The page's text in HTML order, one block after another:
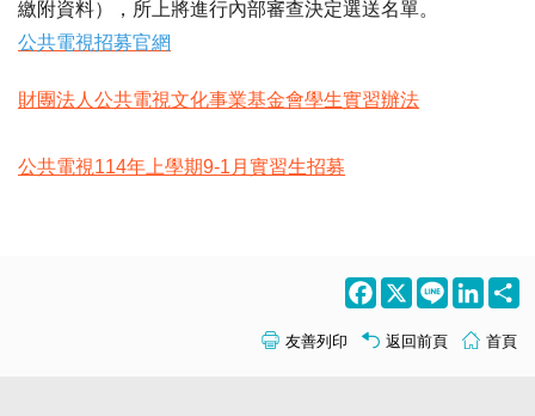
繳附資料），所上將進行內部審查決定選送名單。
公共電視招募官網
財團法人公共電視文化事業基金會學生實習辦法
公共電視114年上學期9-1月實習生招募
Facebook
X Line
友善列印 返回前頁 首頁